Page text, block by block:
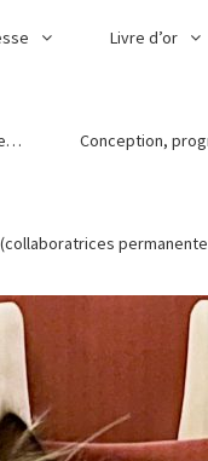
Livre d’or
Conception,
(collaboratrices